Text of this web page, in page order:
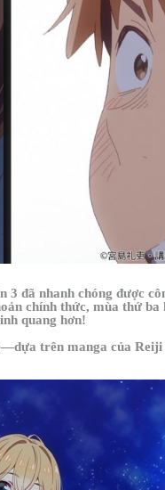
3 đã nhanh chóng được
chính thức, mùa thứ
quang hơn!
trên manga của